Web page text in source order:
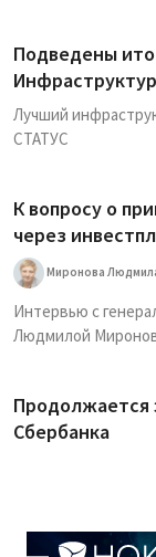
Архив
База знаний
Подписка
Подведены
Лучший
СТАТУС
К вопросу о
через
Миронова
Интервью с
Людмилой
Продолжается
Сбербанка